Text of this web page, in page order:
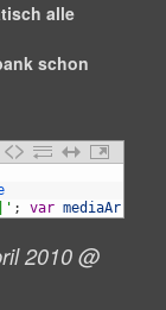
alle
schon
; var mediaArray
2010 @